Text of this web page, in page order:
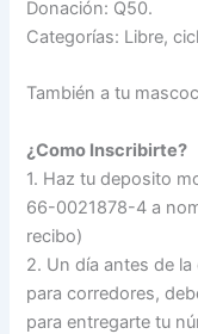
Donación: Q50.
Categorías: Libre,
También a tu
¿Como Inscribirte?
1. Haz tu deposito
66-0021878-4 a
recibo)
2. Un día antes de
para corredores,
para entregarte tu